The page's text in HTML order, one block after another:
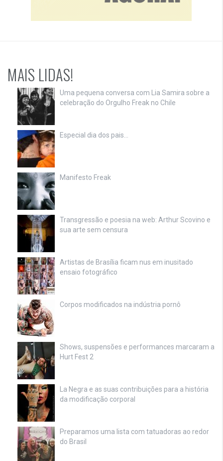
MAIS LIDAS!
Uma pequena conversa com Lia Samira sobre a
celebração do Orgulho Freak no Chile
Especial dia dos pais…
Manifesto Freak
Transgressão e poesia na web: Arthur Scovino e
sua arte sem censura
Artistas de Brasília ficam nus em inusitado
ensaio fotográfico
Corpos modificados na indústria pornô
Shows, suspensões e performances marcaram a
Hurt Fest 2
La Negra e as suas contribuições para a história
da modificação corporal
Preparamos uma lista com tatuadoras ao redor
do Brasil